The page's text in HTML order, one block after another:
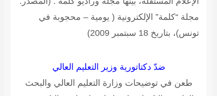
مجلة “كلمة” الإلكترونية ( يومية – محجوبة في
تونس)، بتاريخ 18 سبتمبر 2009)
ضدّ دكتاتورية وزير التعليم العالي
طعن في توضيحات وزارة التعليم العالي والبحث